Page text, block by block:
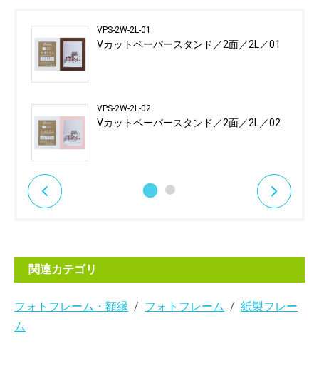
VPS-2W-2L-01
Vカットペーパースタンド／2面／2L／01
VPS-2W-2L-02
Vカットペーパースタンド／2面／2L／02
関連カテゴリ
フォトフレーム・額縁 フォトフレーム
紙製フレー
ム